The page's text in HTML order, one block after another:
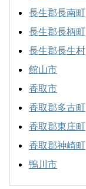
長生郡長南町
長生郡長柄町
長生郡長生村
館山市
香取市
香取郡多古町
香取郡東庄町
香取郡神崎町
鴨川市